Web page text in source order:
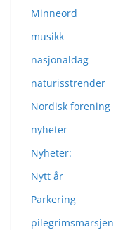
Minneord
musikk
nasjonaldag
naturisstrender
Nordisk forening
nyheter
Nyheter:
Nytt år
Parkering
pilegrimsmarsjen